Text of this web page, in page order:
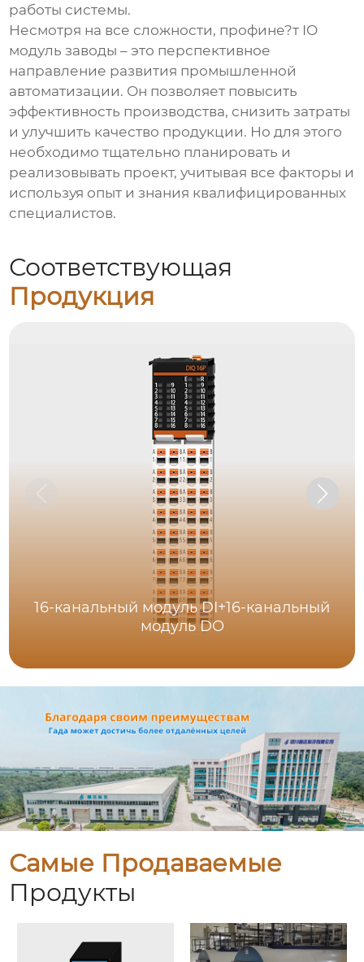
работы системы.
Несмотря на все сложности, профине?т IO
модуль заводы – это перспективное
направление развития промышленной
автоматизации. Он позволяет повысить
эффективность производства, снизить затраты
и улучшить качество продукции. Но для этого
необходимо тщательно планировать и
реализовывать проект, учитывая все факторы и
используя опыт и знания квалифицированных
специалистов.
Соответствующая
Продукция
16-канальный модуль DI+16-канальный
модуль DO
Самые Продаваемые
Продукты